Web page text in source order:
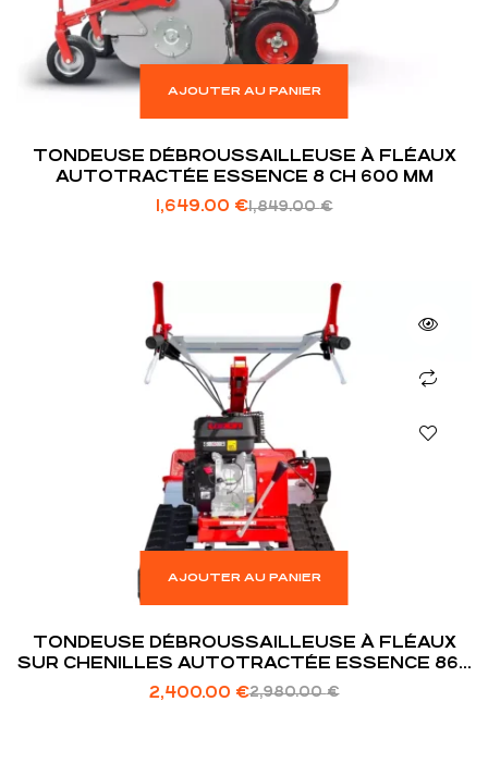
AJOUTER AU PANIER
TONDEUSE DÉBROUSSAILLEUSE À FLÉAUX
AUTOTRACTÉE ESSENCE 8 CH 600 MM
1,849.00€
1,649.00 €
AJOUTER AU PANIER
TONDEUSE DÉBROUSSAILLEUSE À FLÉAUX
SUR CHENILLES AUTOTRACTÉE ESSENCE 860
MM 15 CV2,980.00€
2,400.00 €